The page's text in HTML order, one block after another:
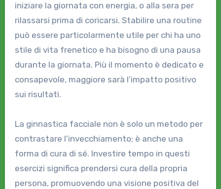
iniziare la giornata con energia, o alla sera per
rilassarsi prima di coricarsi. Stabilire una routine
può essere particolarmente utile per chi ha uno
stile di vita frenetico e ha bisogno di una pausa
durante la giornata. Più il momento è dedicato e
consapevole, maggiore sarà l’impatto positivo
sui risultati.
La ginnastica facciale non è solo un metodo per
contrastare l’invecchiamento; è anche una
forma di cura di sé. Investire tempo in questi
esercizi significa prendersi cura della propria
persona, promuovendo una visione positiva del